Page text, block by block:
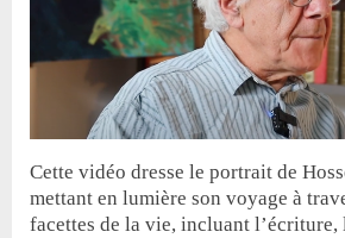
Cette vidéo dresse le portrait de
mettant en lumière son voyage à
facettes de la vie, incluant l’écriture,